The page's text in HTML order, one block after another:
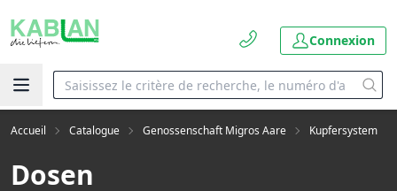
Connexion
Accueil Catalogue Genossenschaft Migros Aare Kupfersystem
Dosen